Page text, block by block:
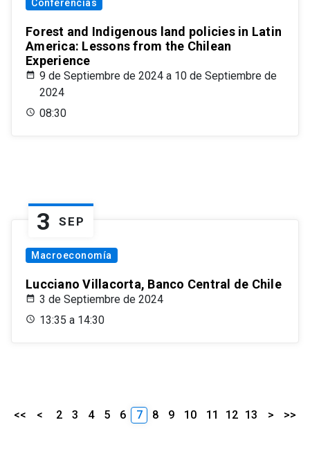
Conferencias
Forest and Indigenous land policies in Latin
America: Lessons from the Chilean
Experience
9 de Septiembre de 2024 a 10 de Septiembre de
2024
08:30
3 SEP
Macroeconomía
Lucciano Villacorta, Banco Central de Chile
3 de Septiembre de 2024
13:35 a 14:30
<< < 2 3 4 5 6 7 8 9 10 11 12 13 > >>